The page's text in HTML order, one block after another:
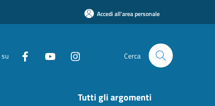
Accedi all'area personale
su Cerca
Tutti gli argomenti